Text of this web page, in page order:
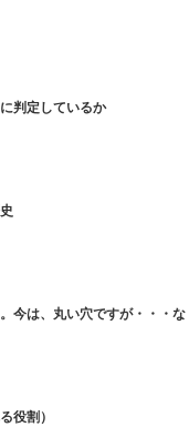
判定しているか
今は、丸い穴ですが・・・な
役割）